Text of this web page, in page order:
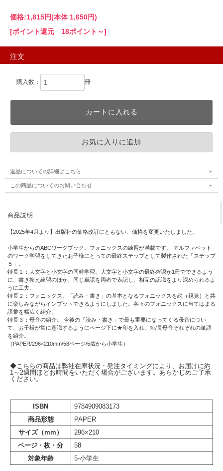
価格:1,815円(本体 1,650円)
[ポイント還元 18ポイント～]
注文
購入数： 冊
返品についての詳細はこちら
この商品についてのお問い合わせ
商品説明
【2025年4月より】出版社の価格改訂にともない、価格を変更いたしました。
小学生からのABCワークブック。フォニックスの練習が満載です。 アルファベット
のワーク学習をしてきたお子様にとっての最終ステップとして製作された「ステップ
５」。
特長１：大文字と小文字の同時学習。大文字と小文字の最終確認が1冊でできるよう
に、書き換え練習のほか、同じ単語を両者で表記し、相互の認識をより深められるよ
うに工夫。
特長２：フォニックス。「読み・書き」の基本となるフォニックスを絵（視覚）と共
に楽しみながらインプットできるようにしました。各々のフォニックスに当てはまる
語彙を幅広く紹介。
特長３：母音の紹介。 今後の「読み・書き」で最も重要になってくる母音につい
て、お子様が常に意識するようにページ下に★印を入れ、短/長母音それぞれの単語
を紹介。
（PAPER/296×210mm/58ページ/5歳から小学生）
◆こちらの商品は弊社在庫状況・発注タイミングにより、お届けに約
1～2週間ほどお時間をいただく場合がございます。あらかじめご了承
ください。
ISBN
9784909083173
商品形態
PAPER
サイズ（mm）
296×210
ページ・枚・分
58
対象年齢
5-小学生